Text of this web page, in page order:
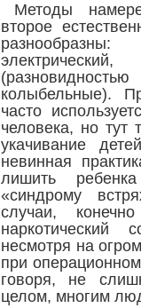
Методы
второе
колыбельные).
часто
человека, но тут
укачивание
невинная
лишить
«синдрому
случаи,
наркотический
несмотря на
при
говоря, не
целом, многим